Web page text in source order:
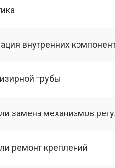
внутренних
трубы
замена механизмов
ремонт креплений